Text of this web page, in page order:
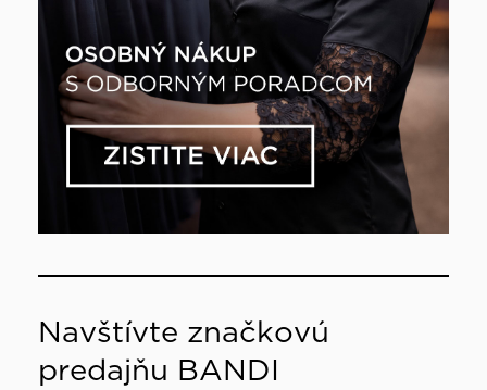
Navštívte značkovú
predajňu BANDI